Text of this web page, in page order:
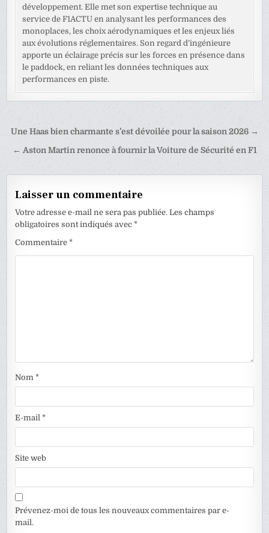
développement. Elle met son expertise technique au
service de F1ACTU en analysant les performances des
monoplaces, les choix aérodynamiques et les enjeux liés
aux évolutions réglementaires. Son regard d’ingénieure
apporte un éclairage précis sur les forces en présence dans
le paddock, en reliant les données techniques aux
performances en piste.
Navigation
de
Une Haas bien charmante s’est dévoilée pour la saison 2026 →
← Aston Martin renonce à fournir la Voiture de Sécurité en F1
Laisser un commentaire
Votre adresse e-mail ne sera pas publiée. Les champs
obligatoires sont indiqués avec*
Commentaire*
Nom*
E-mail*
Site web
Prévenez-moi de tous les nouveaux commentaires par e-
mail.